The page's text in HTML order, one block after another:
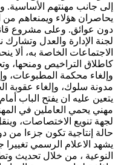
إلى جانب مهنتهم الأساسية.
يحاصران هؤلاء ويمنعاهم من
دون عوائق. وعلى مشروع
لجنة الإدارة والعدل وتشارك
الاجتماعات الخاصة به، ألا
كاطلاق التراخيص ومنحها،
وإلغاء محكمة المطبوعات،
مدونة سلوك، وإلغاء عقوبة
يتعين عليه ان يفتح الباب
مهني يحمي العاملين في
لجهة تنويع الاختصاصات،
حالة إنتاجية تكون جزءا من
يشهد الاعلام الرسمي تغييرا
النوعية ، من خلال تحديث